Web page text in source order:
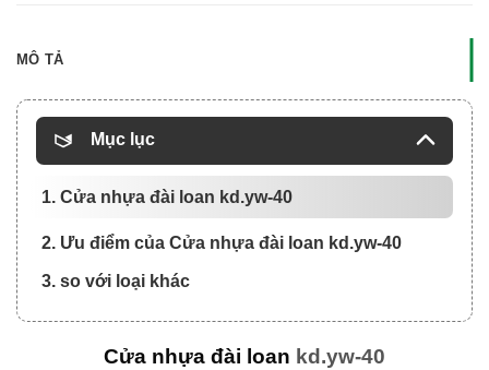
MÔ TẢ
Mục lục
1. Cửa nhựa đài loan kd.yw-40
2. Ưu điểm của Cửa nhựa đài loan kd.yw-40
3. so với loại khác
Cửa nhựa đài loan kd.yw-40